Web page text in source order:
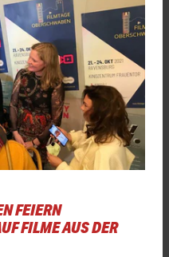
FEIERN
FILME AUS DER